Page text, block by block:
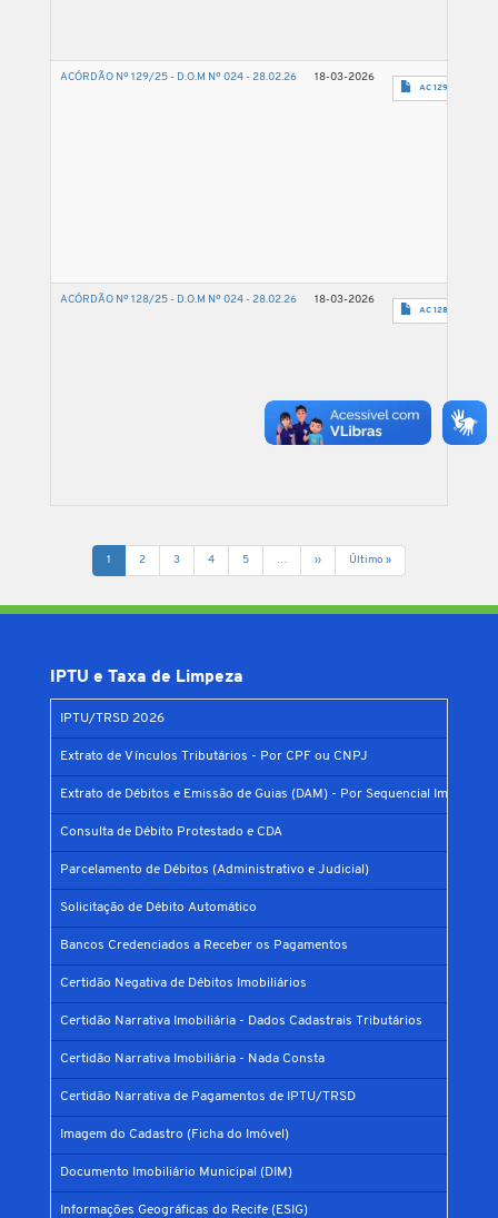
ACÓRDÃO Nº 129/25 - D.O.M Nº 024 - 28.02.26 18-03-2026
AC 129 2025 -
ACÓRDÃO Nº 128/25 - D.O.M Nº 024 - 28.02.26 18-03-2026
AC 128 2025 -
Paginação
Página
atual
1 Página
2 Página
3 Página
4 Página
5 …
Next
page
››
Última
página
Último »
IPTU e Taxa de Limpeza
IPTU/TRSD 2026
Extrato de Vínculos Tributários - Por CPF ou CNPJ
Extrato de Débitos e Emissão de Guias (DAM) - Por Sequencial Imobiliário
Consulta de Débito Protestado e CDA
Parcelamento de Débitos (Administrativo e Judicial)
Solicitação de Débito Automático
Bancos Credenciados a Receber os Pagamentos
Certidão Negativa de Débitos Imobiliários
Certidão Narrativa Imobiliária - Dados Cadastrais Tributários
Certidão Narrativa Imobiliária - Nada Consta
Certidão Narrativa de Pagamentos de IPTU/TRSD
Imagem do Cadastro (Ficha do Imóvel)
Documento Imobiliário Municipal (DIM)
Informações Geográficas do Recife (ESIG)